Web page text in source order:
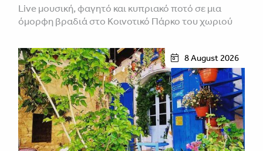
Live μουσική, φαγητό και κυπριακό ποτό σε μια
όμορφη βραδιά στο Κοινοτικό Πάρκο του χωριού
8 August 2026